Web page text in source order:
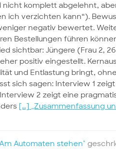
komplett abgelehnt,
ich verzichten kann“).
negativ bewertet.
Bestellungen führen
sichtbar: Jüngere (Frau 2,
positiv eingestellt.
und Entlastung bringt,
sich sagen: Interview 1
2 zeigt eine
[…] „Zusammenfassung
Automaten stehen"